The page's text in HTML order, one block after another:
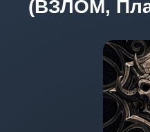
(ВЗЛОМ,